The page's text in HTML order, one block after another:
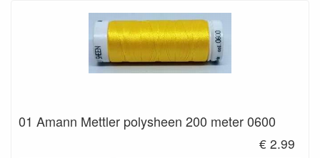
01 Amann Mettler polysheen 200 meter 0600
€ 2.99